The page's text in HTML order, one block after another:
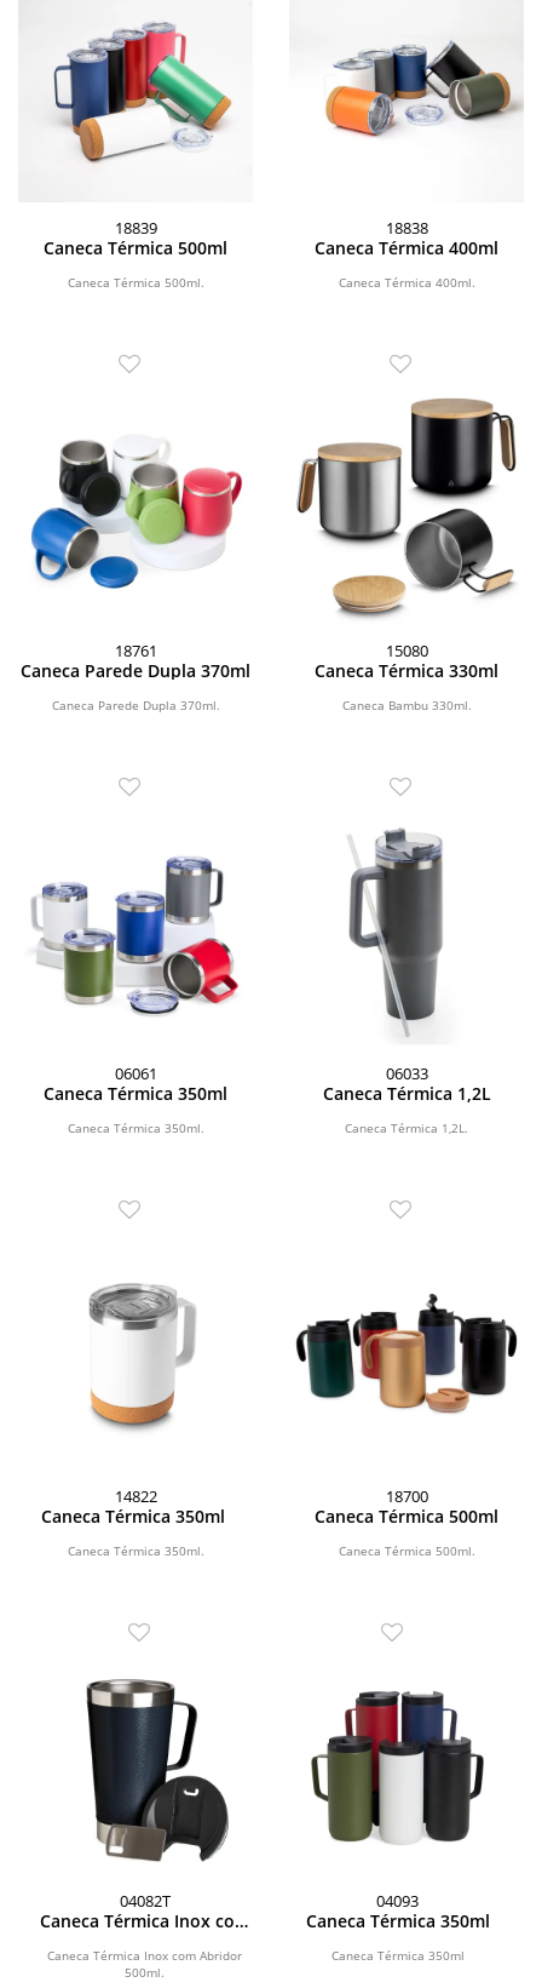
18839
Caneca Térmica 500ml
Caneca Térmica 500ml.
18838
Caneca Térmica 400ml
Caneca Térmica 400ml.
18761
Caneca Parede Dupla 370ml
Caneca Parede Dupla 370ml.
15080
Caneca Térmica 330ml
Caneca Bambu 330ml.
06061
Caneca Térmica 350ml
Caneca Térmica 350ml.
06033
Caneca Térmica 1,2L
Caneca Térmica 1,2L.
14822
Caneca Térmica 350ml
Caneca Térmica 350ml.
18700
Caneca Térmica 500ml
Caneca Térmica 500ml.
04082T
Caneca Térmica Inox com
Caneca Térmica Inox com Abridor
500ml.
04093
Caneca Térmica 350ml
Caneca Térmica 350ml